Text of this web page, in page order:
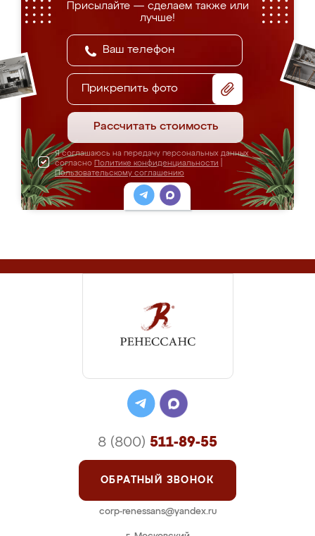
Присылайте — сделаем также или
лучше!
Прикрепить фото
Рассчитать стоимость
Я соглашаюсь на передачу персональных данных
согласно Политике конфиденциальности
Пользовательскому соглашению
8 (800) 511-89-55
ОБРАТНЫЙ ЗВОНОК
corp-renessans@yandex.ru